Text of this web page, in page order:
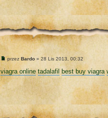
przezBardo » 28 Lis 2013, 00:32
viagra online tadalafil best buy viagra